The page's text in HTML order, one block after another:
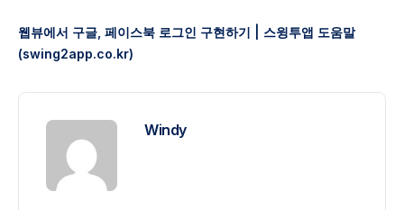
웹뷰에서 구글, 페이스북 로그인 구현하기 | 스윙투앱 도움말
(swing2app.co.kr)
Windy